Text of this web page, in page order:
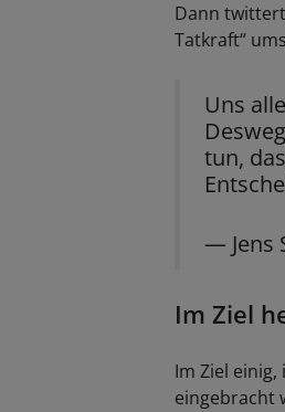
Dann
Tatkraft“
Uns
tun,
— Jens
Im Ziel
Im Ziel
eingebracht